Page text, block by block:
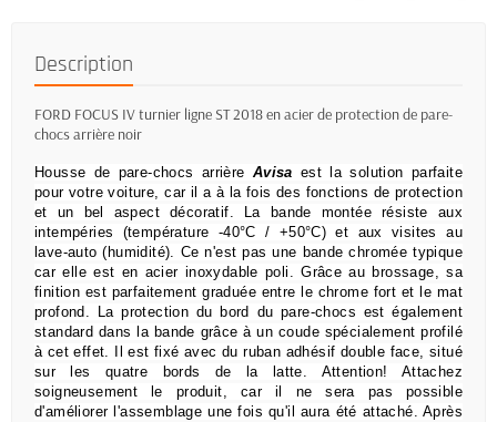
Description
FORD FOCUS IV turnier ligne ST 2018 en acier de protection de pare-
chocs arrière noir
Housse de pare-chocs arrière Avisa est la solution parfaite
pour votre voiture, car il a à la fois des fonctions de protection
et un bel aspect décoratif.
La bande montée résiste aux
intempéries (température -40°C / +50°C) et aux visites au
lave-auto (humidité). Ce n'est pas une bande chromée typique
car elle est en acier inoxydable poli.Grâce au brossage, sa
finition est parfaitement graduée entre le chrome fort et le mat
profond.
La protection du bord du pare-chocs est également
standard dans la bande grâce à un coude spécialement profilé
à cet effet.
Il est fixé avec du ruban adhésif double face, situé
sur les quatre bords de la latte. Attention! Attachez
soigneusement le produit, car il ne sera pas possible
d'améliorer l'assemblage une fois qu'il aura été attaché. Après